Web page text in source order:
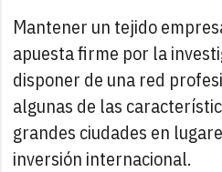
Mantener un tejido
apuesta firme por la
disponer de una red
algunas de las
grandes ciudades en
inversión internacional.